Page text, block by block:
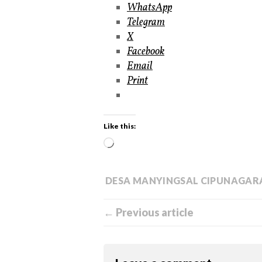
WhatsApp
Telegram
X
Facebook
Email
Print
Like this:
DESA MANYINGSAL
← Previous article